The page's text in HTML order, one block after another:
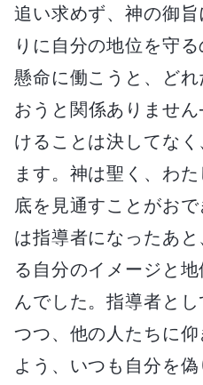
追い求めず、神の御
りに自分の地位を守
懸命に働こうと、ど
おうと関係ありませ
けることは決してな
ます。神は聖く、わ
底を見通すことがお
は指導者になったあ
る自分のイメージと
んでした。指導者と
つつ、他の人たちに
よう、いつも自分を